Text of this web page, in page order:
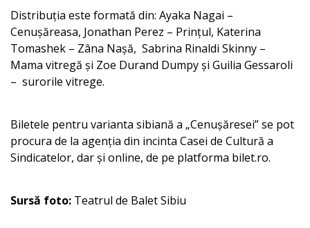
Distribuția este formată din: Ayaka Nagai –
Cenușăreasa, Jonathan Perez – Prințul, Katerina
Tomashek – Zâna Nașă, Sabrina Rinaldi Skinny –
Mama vitregă și Zoe Durand Dumpy și Guilia Gessaroli
– surorile vitrege.
Biletele pentru varianta sibiană a „Cenușăresei” se pot
procura de la agenția din incinta Casei de Cultură a
Sindicatelor, dar și online, de pe platforma bilet.ro.
Sursă foto: Teatrul de Balet Sibiu